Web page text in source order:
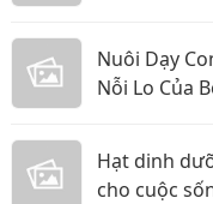
Nuôi Dạy
Nỗi Lo Của
Hạt dinh
cho cuộc